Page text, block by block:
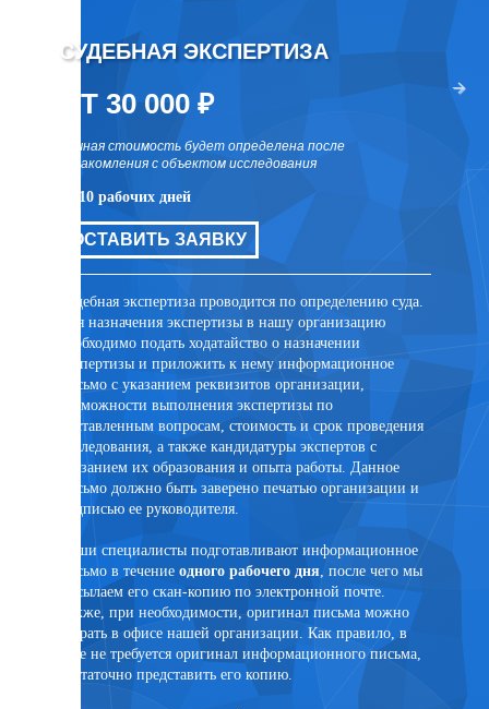
СУДЕБНАЯ ЭКСПЕРТИЗА
ОТ 30 000 ₽
точная стоимость будет определена после
ознакомления с объектом исследования
от 10 рабочих дней
ОСТАВИТЬ ЗАЯВКУ
Судебная экспертиза проводится по определению суда.
Для назначения экспертизы в нашу организацию
необходимо подать ходатайство о назначении
экспертизы и приложить к нему информационное
письмо с указанием реквизитов организации,
возможности выполнения экспертизы по
поставленным вопросам, стоимость и срок проведения
исследования, а также кандидатуры экспертов с
указанием их образования и опыта работы. Данное
письмо должно быть заверено печатью организации и
подписью ее руководителя.
Наши специалисты подготавливают информационное
письмо в течение одного рабочего дня, после чего мы
высылаем его скан-копию по электронной почте.
Также, при необходимости, оригинал письма можно
забрать в офисе нашей организации. Как правило, в
суде не требуется оригинал информационного письма,
достаточно представить его копию.
ОТ